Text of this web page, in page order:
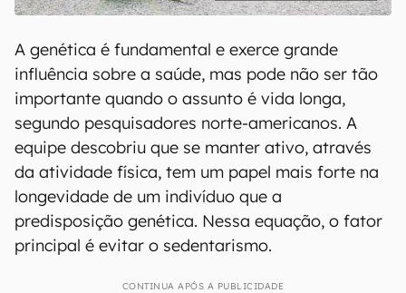
A genética é fundamental e exerce grande
influência sobre a saúde, mas pode não ser tão
importante quando o assunto é vida longa,
segundo pesquisadores norte-americanos. A
equipe descobriu que se manter ativo, através
da atividade física, tem um papel mais forte na
longevidade de um indivíduo que a
predisposição genética. Nessa equação, o fator
principal é evitar o sedentarismo.
CONTINUA APÓS A PUBLICIDADE